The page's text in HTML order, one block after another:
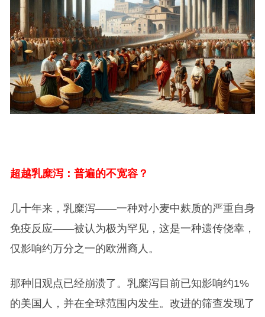
超越乳糜泻：普遍的不宽容？
几十年来，乳糜泻——一种对小麦中麸质的严重自身
免疫反应——被认为极为罕见，这是一种遗传侥幸，
仅影响约万分之一的欧洲裔人。
那种旧观点已经崩溃了。乳糜泻目前已知影响约1%
的美国人，并在全球范围内发生。改进的筛查发现了